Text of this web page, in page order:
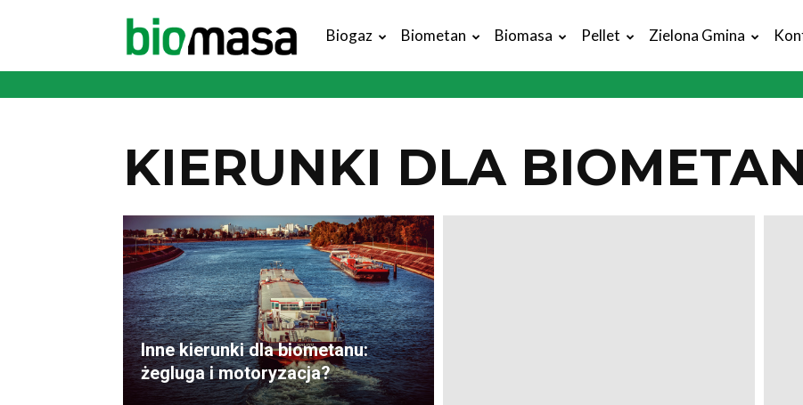
Magazyn
Biogaz Biometan Biomasa Pellet Zielona Gmina
KIERUNKI DLA
Inne kierunki dla biometanu:
żegluga i motoryzacja?